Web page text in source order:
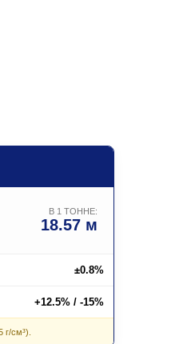
В 1 ТОННЕ:
18.57 м
±0.8%
+12.5% / -15%
см³).